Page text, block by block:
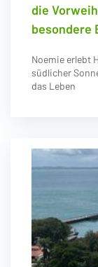
die
besondere
Noemie erlebt
südlicher
das Leben